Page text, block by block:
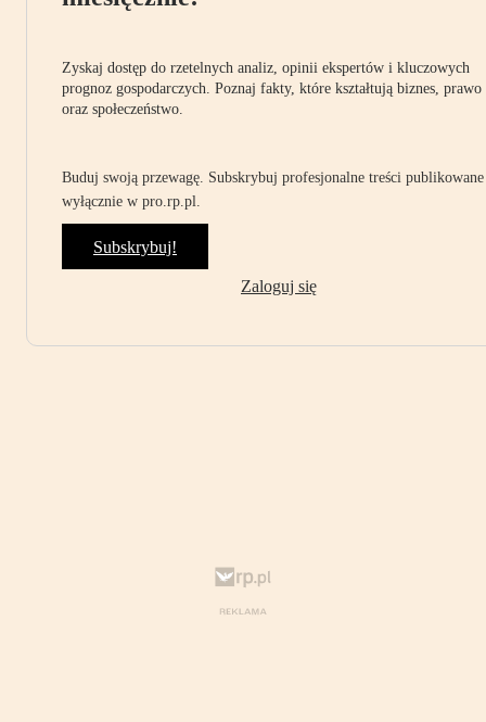
Zyskaj dostęp do rzetelnych analiz, opinii ekspertów i kluczowych
prognoz gospodarczych. Poznaj fakty, które kształtują biznes, prawo
oraz społeczeństwo.
Buduj swoją przewagę. Subskrybuj profesjonalne treści publikowane
wyłącznie w pro.rp.pl.
Subskrybuj!
Zaloguj się